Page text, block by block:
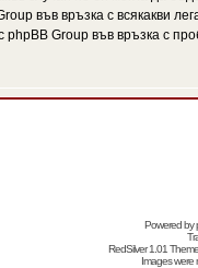
във връзка с всякакви
phpBB Group във връзка с
Powered by
RedSilver 1.01
Images were